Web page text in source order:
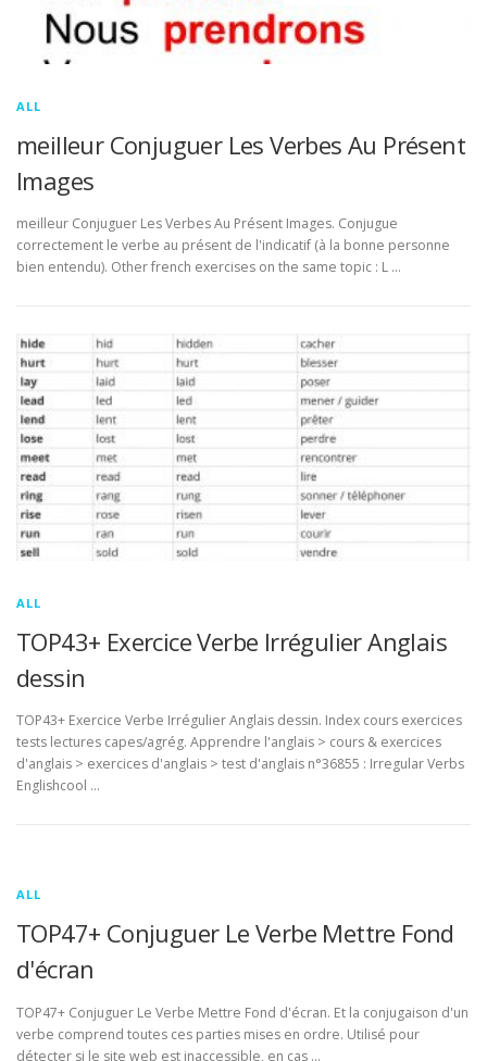
ALL
meilleur Conjuguer Les Verbes Au Présent
Images
meilleur Conjuguer Les Verbes Au Présent Images. Conjugue
correctement le verbe au présent de l'indicatif (à la bonne personne
bien entendu). Other french exercises on the same topic : L …
ALL
TOP43+ Exercice Verbe Irrégulier Anglais
dessin
TOP43+ Exercice Verbe Irrégulier Anglais dessin. Index cours exercices
tests lectures capes/agrég. Apprendre l'anglais > cours & exercices
d'anglais > exercices d'anglais > test d'anglais n°36855 : Irregular Verbs
Englishcool …
ALL
TOP47+ Conjuguer Le Verbe Mettre Fond
d'écran
TOP47+ Conjuguer Le Verbe Mettre Fond d'écran. Et la conjugaison d'un
verbe comprend toutes ces parties mises en ordre. Utilisé pour
détecter si le site web est inaccessible, en cas …